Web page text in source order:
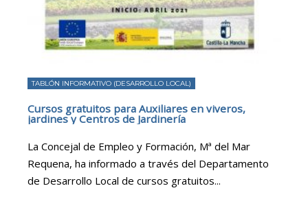
TABLÓN INFORMATIVO (DESARROLLO LOCAL)
Cursos gratuitos para Auxiliares en viveros,
jardines y Centros de Jardinería
La Concejal de Empleo y Formación, Mª del Mar
Requena, ha informado a través del Departamento
de Desarrollo Local de cursos gratuitos...